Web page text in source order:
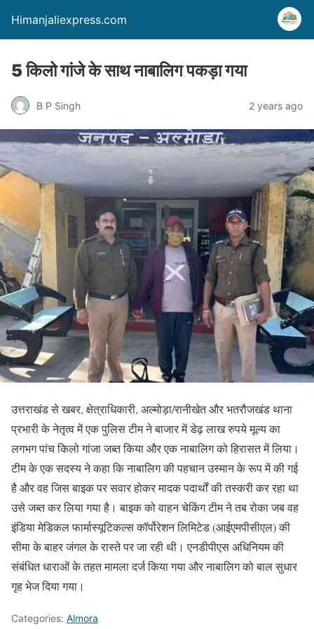
Himanjaliexpress.com
5 किलो गांजे के साथ नाबालिग पकड़ा गया
B P Singh 2 years ago
उत्तराखंड से खबर, क्षेत्राधिकारी, अल्मोड़ा/रानीखेत और भतरौजखंड थाना
प्रभारी के नेतृत्व में एक पुलिस टीम ने बाजार में डेढ़ लाख रुपये मूल्य का
लगभग पांच किलो गांजा जब्त किया और एक नाबालिग को हिरासत में लिया।
टीम के एक सदस्य ने कहा कि नाबालिग की पहचान उस्मान के रूप में की गई
है और वह जिस बाइक पर सवार होकर मादक पदार्थों की तस्करी कर रहा था
उसे जब्त कर लिया गया है। बाइक को वाहन चेकिंग टीम ने तब रोका जब वह
इंडिया मेडिकल फार्मास्यूटिकल्स कॉर्पोरेशन लिमिटेड (आईएमपीसीएल) की
सीमा के बाहर जंगल के रास्ते पर जा रही थी। एनडीपीएस अधिनियम की
संबंधित धाराओं के तहत मामला दर्ज किया गया और नाबालिग को बाल सुधार
गृह भेज दिया गया।
Categories: Almora